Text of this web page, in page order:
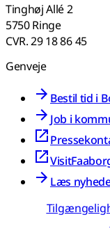
Tinghøj Allé 2
5750 Ringe
CVR. 29 18 86 45
Genveje
Bestil tid i
Job i
Læs